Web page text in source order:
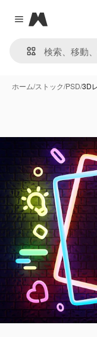
Close menu
Magnific
ホーム/ストック/PSD/3D